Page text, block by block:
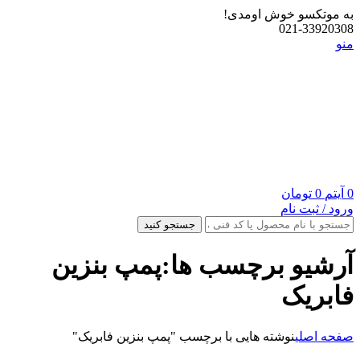
به موتکسو خوش اومدی!
021-33920308
منو
0 آیتم 0 تومان
ورود / ثبت نام
جستجو کنید
آرشیو برچسب ها:پمپ بنزین
فابریک
صفحه اصلینوشته هایی با برچسب "پمپ بنزین فابریک"